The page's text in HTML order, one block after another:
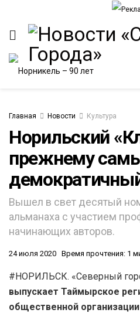
Главная Новости Культура
Норильский
прежнему
Вышел в свет десятый
альманаха с участием
начинающих авторов.
24 июля 2020 Время прочтения: 1
#НОРИЛЬСК. «Северный
выпускает Таймырское
общественной